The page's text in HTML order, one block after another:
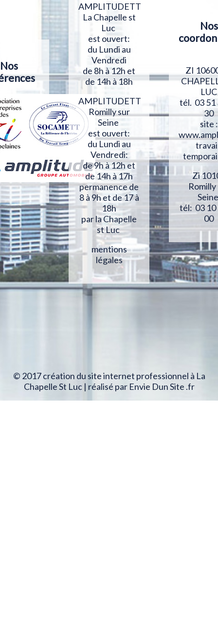
Nos
AMPLITUDETT
La Chapelle st
Luc
est ouvert:
du Lundi au
Vendredi
de 8h à 12h et
de 14h à 18h
AMPLITUDETT
Romilly sur
Seine
est ouvert:
du Lundi au
Vendredi:
de 9h à 12h et
de 14h à 17h
permanence de
8 à 9h et de 17 à
18h
par la Chapelle
st Luc
mentions
légales
Nos
ZI
LUC
tél. 03 51
30
site :
Zi
tél: 03 10
00
© 2017 création du site internet professionnel à La
Chapelle St Luc | réalisé par Envie Dun Site .fr